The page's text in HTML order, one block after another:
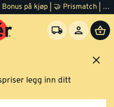
🚚 Fri frakt over 20 000 kr | 💰 Bonus på kjøp | 🤝 Prismatch | ⭐ 100% fornøyd garanti | 🏪 140 byggevarehus
legg inn ditt